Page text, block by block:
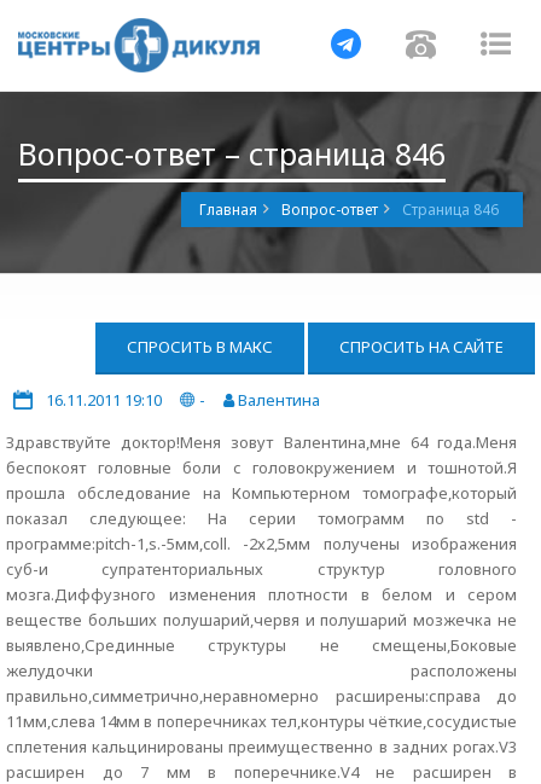
Навигация
Вопрос-ответ – страница 846
Главная Вопрос-ответ Страница 846
СПРОСИТЬ В МАКС СПРОСИТЬ НА САЙТЕ
16.11.2011 19:10 -
Валентина
Здравствуйте доктор!Меня зовут Валентина,мне 64 года.Меня
беспокоят головные боли с головокружением и тошнотой.Я
прошла обследование на Компьютерном томографе,который
показал следующее: На серии томограмм по std -
программе:pitch-1,s.-5мм,coll. -2х2,5мм получены изображения
суб-и супратенториальных структур головного
мозга.Диффузного изменения плотности в белом и сером
веществе больших полушарий,червя и полушарий мозжечка не
выявлено,Срединные структуры не смещены,Боковые
желудочки расположены
правильно,симметрично,неравномерно расширены:справа до
11мм,слева 14мм в поперечниках тел,контуры чёткие,сосудистые
сплетения кальцинированы преимущественно в задних рогах.V3
расширен до 7 мм в поперечнике.V4 не расширен в